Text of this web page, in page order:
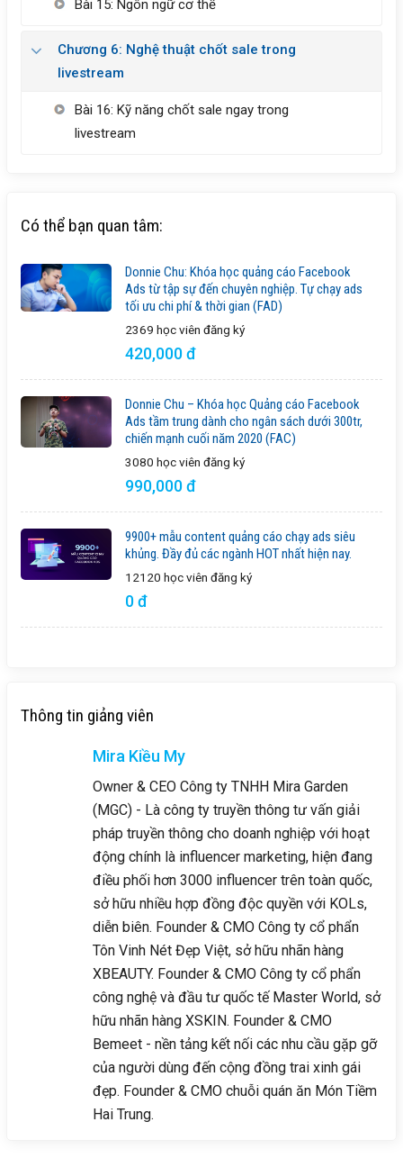
Bài 15: Ngôn ngữ cơ thể
Chương 6: Nghệ thuật chốt sale trong
livestream
Bài 16: Kỹ năng chốt sale ngay trong
livestream
Có thể bạn quan tâm:
Donnie Chu: Khóa học quảng cáo Facebook
Ads từ tập sự đến chuyên nghiệp. Tự chạy ads
tối ưu chi phí & thời gian (FAD)
2369 học viên đăng ký
420,000 đ
Donnie Chu – Khóa học Quảng cáo Facebook
Ads tầm trung dành cho ngân sách dưới 300tr,
chiến mạnh cuối năm 2020 (FAC)
3080 học viên đăng ký
990,000 đ
9900+ mẫu content quảng cáo chạy ads siêu
khủng. Đầy đủ các ngành HOT nhất hiện nay.
12120 học viên đăng ký
0 đ
Thông tin giảng viên
Mira Kiều My
Owner & CEO Công ty TNHH Mira Garden
(MGC) - Là công ty truyền thông tư vấn giải
pháp truyền thông cho doanh nghiệp với hoạt
động chính là influencer marketing, hiện đang
điều phối hơn 3000 influencer trên toàn quốc,
sở hữu nhiều hợp đồng độc quyền với KOLs,
diễn biên. Founder & CMO Công ty cổ phẩn
Tôn Vinh Nét Đẹp Việt, sở hữu nhãn hàng
XBEAUTY. Founder & CMO Công ty cổ phẩn
công nghệ và đầu tư quốc tế Master World, sở
hữu nhãn hàng XSKIN. Founder & CMO
Bemeet - nền tảng kết nối các nhu cầu gặp gỡ
của người dùng đến cộng đồng trai xinh gái
đẹp. Founder & CMO chuỗi quán ăn Món Tiềm
Hai Trung.